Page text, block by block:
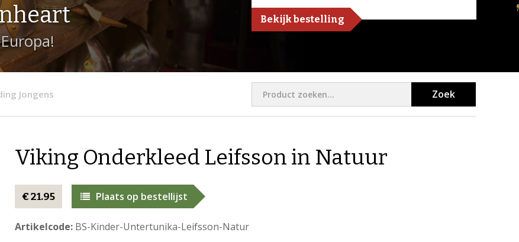
Bekijk bestelling
Jongens Zoek
Viking Onderkleed Leifsson in Natuur
€ 21.95 Plaats op bestellijst
Artikelcode:BS-Kinder-Untertunika-Leifsson-Natur